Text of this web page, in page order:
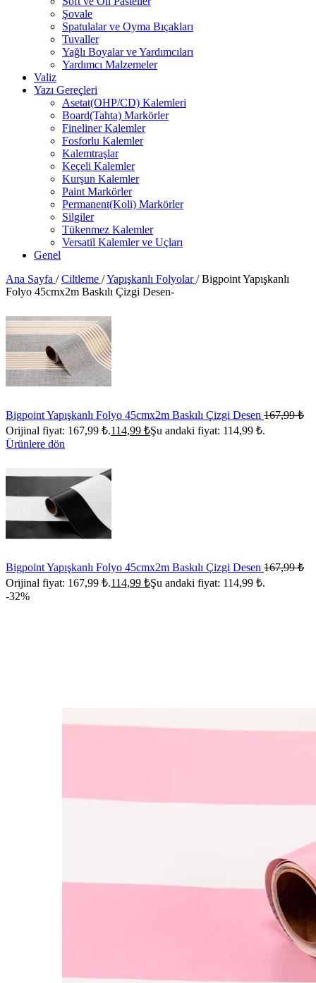
Şovale
Spatulalar ve Oyma Bıçakları
Tuvaller
Yağlı Boyalar ve Yardımcıları
Yardımcı Malzemeler
Valiz
Yazı Gereçleri
Asetat(OHP/CD) Kalemleri
Board(Tahta) Markörler
Fineliner Kalemler
Fosforlu Kalemler
Kalemtraşlar
Keçeli Kalemler
Kurşun Kalemler
Paint Markörler
Permanent(Koli) Markörler
Silgiler
Tükenmez Kalemler
Versatil Kalemler ve Uçları
Genel
Ana Sayfa / Ciltleme /Yapışkanlı Folyolar/ Bigpoint Yapışkanlı
Folyo 45cmx2m Baskılı Çizgi Desen-
Bigpoint Yapışkanlı Folyo 45cmx2m Baskılı Çizgi Desen 167,99₺
Orijinal fiyat: 167,99 ₺.114,99 ₺Şu andaki fiyat: 114,99 ₺.
Ürünlere dön
Bigpoint Yapışkanlı Folyo 45cmx2m Baskılı Çizgi Desen 167,99₺
Orijinal fiyat: 167,99 ₺.114,99 ₺Şu andaki fiyat: 114,99 ₺.
-32%